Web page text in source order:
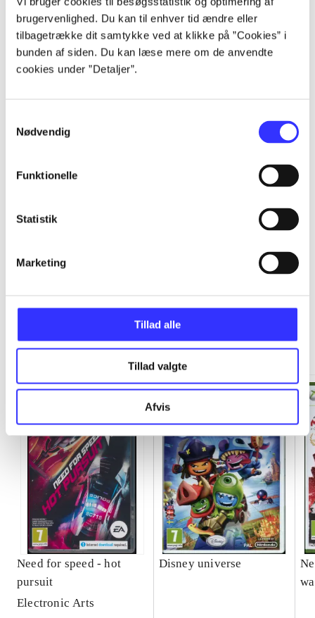
brugervenlighed. Du kan til enhver tid ændre eller
tilbagetrække dit samtykke ved at klikke på ”Cookies” i
bunden af siden. Du kan læse mere om de anvendte
cookies under ”Detaljer”.
Nødvendig
Funktionelle
Statistik
Marketing
Tillad alle
Tillad valgte
Afvis
Alle registrerede artikler fordelt på udgivelser
...
Minder om
Need for speed - hot
pursuit
Electronic Arts
Disney universe